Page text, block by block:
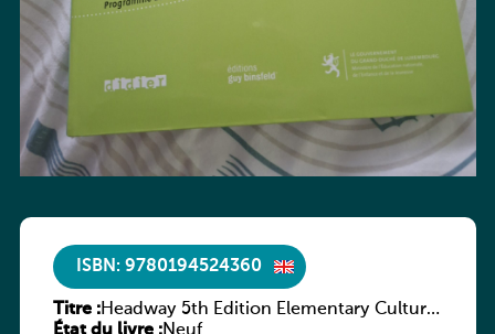
ISBN: 9780194524360
Titre :Headway 5th Edition Elementary Culture